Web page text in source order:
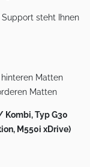
steht Ihnen
Matten
Matten
Kombi, Typ G30
M550i xDrive)